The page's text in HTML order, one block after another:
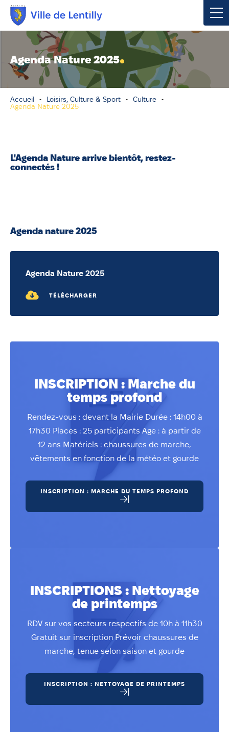
Agenda Nature 2025
Accueil Loisirs, Culture & Sport
Culture
Agenda Nature 2025
L'Agenda Nature arrive bientôt, restez-
connectés !
Agenda nature 2025
Agenda Nature 2025
TÉLÉCHARGER
INSCRIPTION : Marche du
temps profond
Rendez-vous : devant la Mairie Durée : 14h00 à
17h30 Places : 25 participants Age : à partir de
12 ans Matériels : chaussures de marche,
vêtements en fonction de la météo et gourde
INSCRIPTION : MARCHE DU TEMPS PROFOND
INSCRIPTIONS : Nettoyage
de printemps
RDV sur vos secteurs respectifs de 10h à 11h30
Gratuit sur inscription Prévoir chaussures de
marche, tenue selon saison et gourde
INSCRIPTION : NETTOYAGE DE PRINTEMPS
Votre mairie
Vivre à Lentilly
Urbanisme & Environnement
Loisirs, Culture & Sport
Évènements
Démarches